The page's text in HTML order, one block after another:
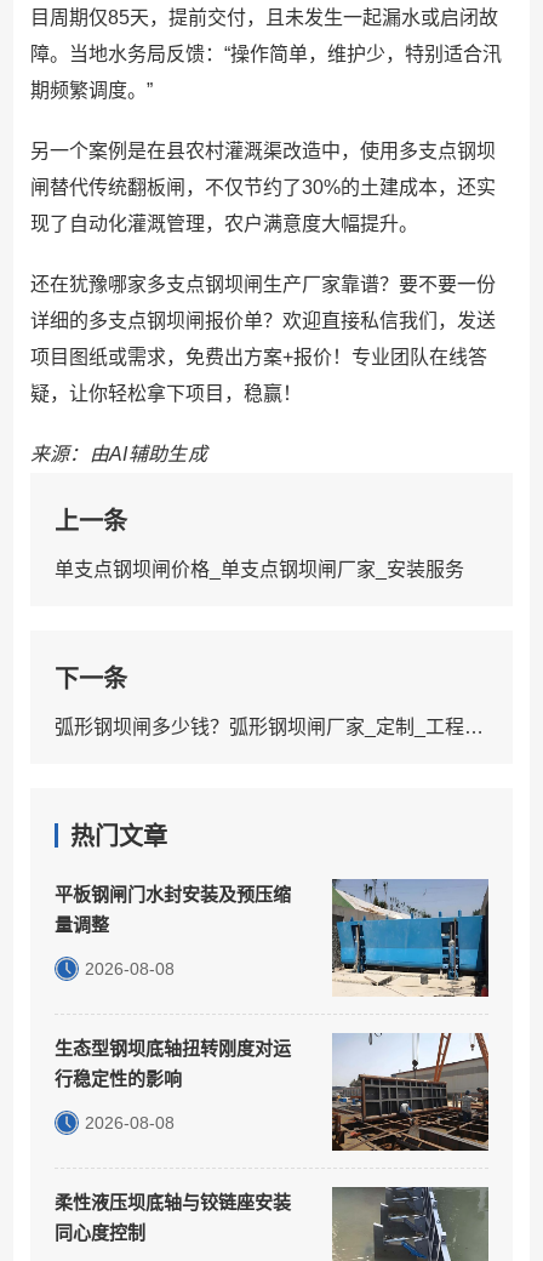
目周期仅85天，提前交付，且未发生一起漏水或启闭故
障。当地水务局反馈：“操作简单，维护少，特别适合汛
期频繁调度。”
另一个案例是在县农村灌溉渠改造中，使用多支点钢坝
闸替代传统翻板闸，不仅节约了30%的土建成本，还实
现了自动化灌溉管理，农户满意度大幅提升。
还在犹豫哪家多支点钢坝闸生产厂家靠谱？要不要一份
详细的多支点钢坝闸报价单？欢迎直接私信我们，发送
项目图纸或需求，免费出方案+报价！专业团队在线答
疑，让你轻松拿下项目，稳赢！
来源：由AI辅助生成
上一条
单支点钢坝闸价格_单支点钢坝闸厂家_安装服务
下一条
弧形钢坝闸多少钱？弧形钢坝闸厂家_定制_工程案例
热门文章
平板钢闸门水封安装及预压缩
量调整
2026-08-08
生态型钢坝底轴扭转刚度对运
行稳定性的影响
2026-08-08
柔性液压坝底轴与铰链座安装
同心度控制